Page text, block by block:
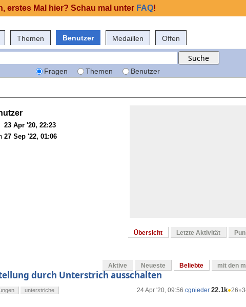
Themen Benutzer Medaillen Offen
Fragen Themen Benutzer
23 Apr '20, 22:23
27 Sep '22, 01:06
Übersicht Letzte Aktivität
Aktive Neueste Beliebte mit den
durch Unterstrich ausschalten
24 Apr '20, 09:56 cgnieder 22.1k●26●
unterstriche
erstes Mal hier? Schau mal unter FAQ!